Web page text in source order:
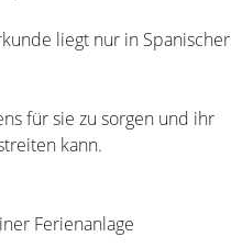
liegt nur in Spanischer
für sie zu sorgen und ihr
kann.
Ferienanlage